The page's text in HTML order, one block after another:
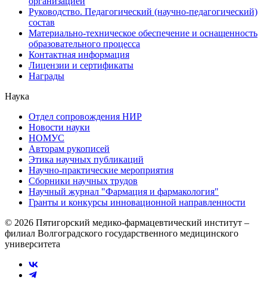
Руководство. Педагогический (научно-педагогический)
состав
Материально-техническое обеспечение и оснащенность
образовательного процесса
Контактная информация
Лицензии и сертификаты
Награды
Наука
Отдел сопровождения НИР
Новости науки
НОМУС
Авторам рукописей
Этика научных публикаций
Научно-практические мероприятия
Сборники научных трудов
Научный журнал "Фармация и фармакология"
Гранты и конкурсы инновационной направленности
© 2026 Пятигорский медико-фармацевтический институт –
филиал Волгоградского государственного медицинского
университета